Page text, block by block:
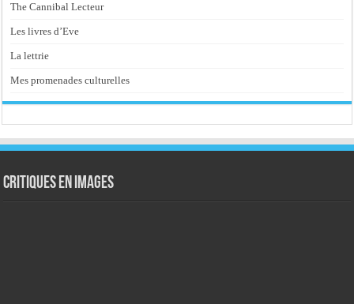
The Cannibal Lecteur
Les livres d’Eve
La lettrie
Mes promenades culturelles
Critiques en images